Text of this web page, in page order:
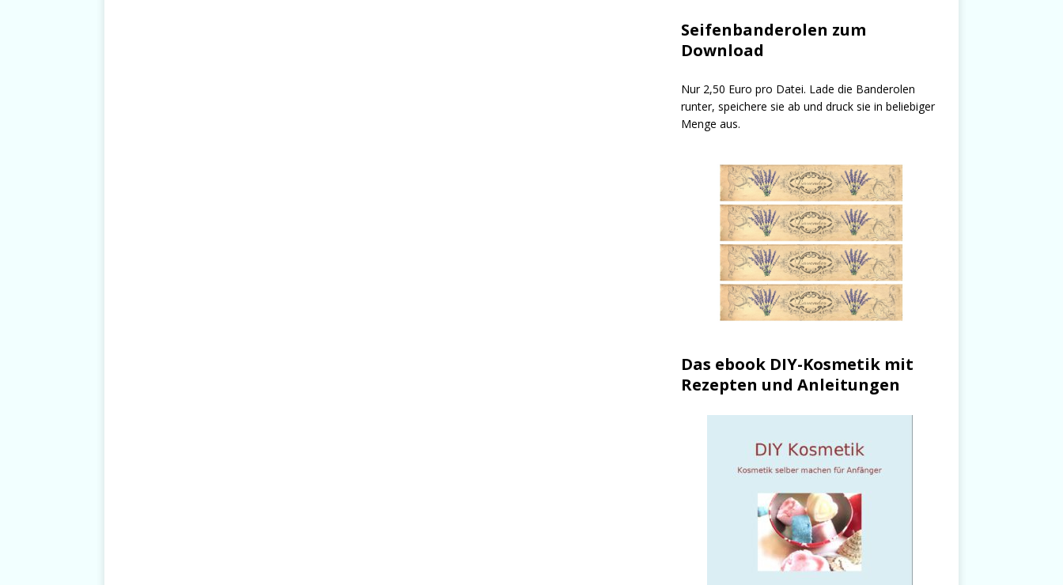
Seifenbanderolen zum
Download
Nur 2,50 Euro pro Datei. Lade die Banderolen
runter, speichere sie ab und druck sie in beliebiger
Menge aus.
Das ebook DIY-Kosmetik mit
Rezepten und Anleitungen